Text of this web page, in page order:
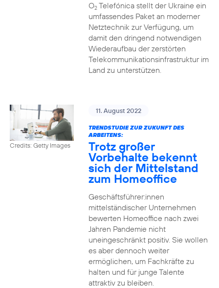
O2Telefónica stellt der Ukraine ein
umfassendes Paket an moderner
Netztechnik zur Verfügung, um
damit den dringend notwendigen
Wiederaufbau der zerstörten
Telekommunikationsinfrastruktur im
Land zu unterstützen.
Credits: Getty Images
11. August 2022
TRENDSTUDIE ZUR ZUKUNFT DES
ARBEITENS:
Trotz großer
Vorbehalte bekennt
sich der Mittelstand
zum Homeoffice
Geschäftsführer:innen
mittelständischer Unternehmen
bewerten Homeoffice nach zwei
Jahren Pandemie nicht
uneingeschränkt positiv. Sie wollen
es aber dennoch weiter
ermöglichen, um Fachkräfte zu
halten und für junge Talente
attraktiv zu bleiben.